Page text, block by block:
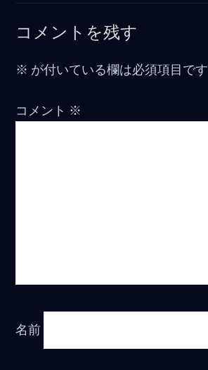
コメントを残す
※ が付いている欄は必須項目です
コメント ※
名前